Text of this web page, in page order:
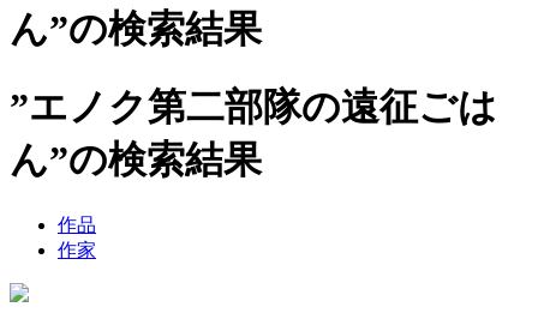
ん”の検索結果
”エノク第二部隊の遠征ごは
ん”の検索結果
作品
作家